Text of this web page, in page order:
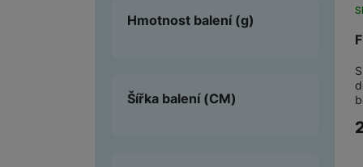
Hmotnost balení (g)
Šířka balení (CM)